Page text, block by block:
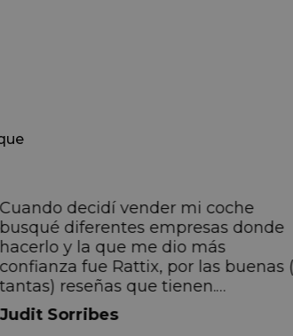
Cuando decidí vender mi coche
busqué diferentes empresas donde
hacerlo y la que me dio más
confianza fue Rattix, por las buenas
tantas) reseñas que tienen.
Realmente la experiencia ha sido
muy buena, Carolina ha sido siempre
Judit Sorribes